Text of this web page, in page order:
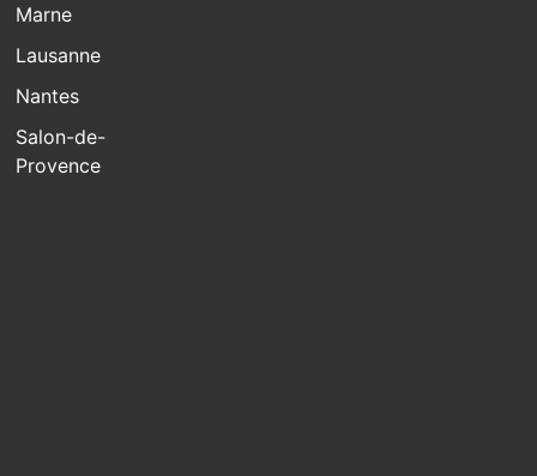
Marne
Lausanne
Nantes
Salon-de-
Provence